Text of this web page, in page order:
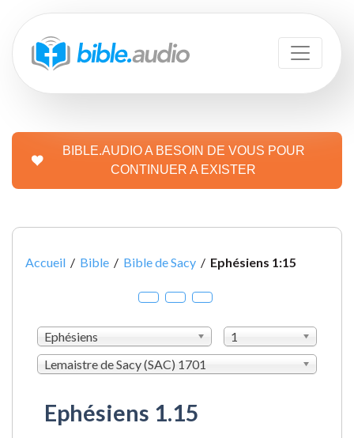
BIBLE.AUDIO A BESOIN DE VOUS POUR
CONTINUER A EXISTER
Accueil / Bible / Bible de Sacy / Ephésiens 1:15
Ephésiens
1
Lemaistre de Sacy (SAC) 1701
Ephésiens 1.15